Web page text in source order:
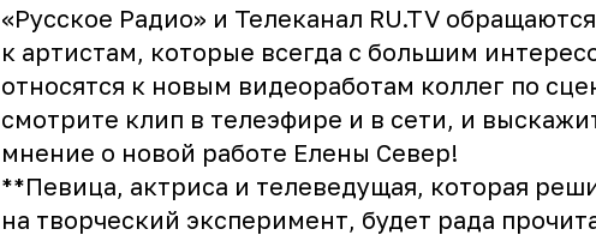
«Русское Радио» и Телеканал RU.TV обращаются
к артистам, которые всегда с большим
относятся к новым видеоработам коллег по
смотрите клип в телеэфире и в сети, и
мнение о новой работе Елены Север!
** Певица, актриса и телеведущая, которая
на творческий эксперимент, будет рада